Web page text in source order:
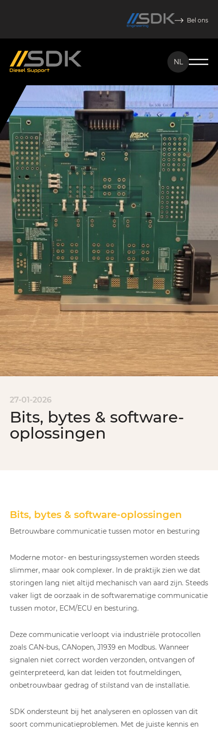
Bel ons
NL
EN
27-01-2026
Bits, bytes & software-
oplossingen
Bits, bytes & software-oplossingen
Betrouwbare communicatie tussen motor en besturing
Moderne motor- en besturingssystemen worden steeds
slimmer, maar ook complexer. In de praktijk zien we dat
storingen lang niet altijd mechanisch van aard zijn. Steeds
vaker ligt de oorzaak in de softwarematige communicatie
tussen motor, ECM/ECU en besturing.
Deze communicatie verloopt via industriële protocollen
zoals CAN-bus, CANopen, J1939 en Modbus. Wanneer
signalen niet correct worden verzonden, ontvangen of
geïnterpreteerd, kan dat leiden tot foutmeldingen,
onbetrouwbaar gedrag of stilstand van de installatie.
SDK ondersteunt bij het analyseren en oplossen van dit
soort communicatieproblemen. Met de juiste kennis en